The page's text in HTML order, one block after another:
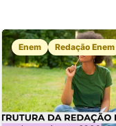
Enem Redação Enem